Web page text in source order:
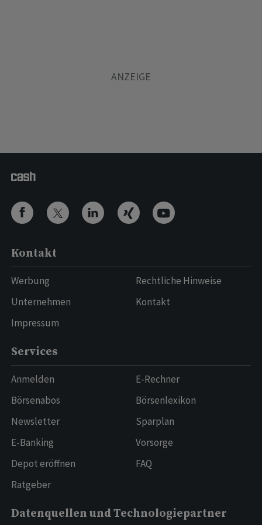
Kontakt
Werbung
Unternehmen
Impressum
Rechtliche Hinweise
Kontakt
Services
Anmelden
Börsenabos
Newsletter
E-Banking
Depot eröffnen
Ratgeber
E-Rechner
Börsenlexikon
Sparplan
Vorsorge
FAQ
Datenquellen und Technologiepartner